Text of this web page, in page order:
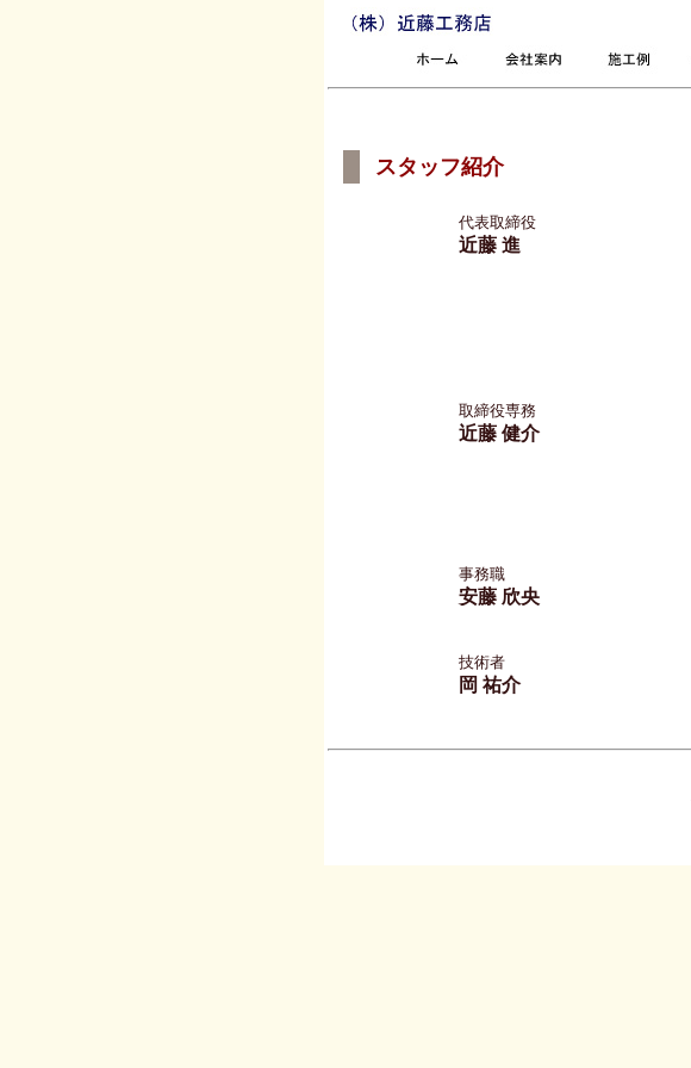
スタッフ紹介
代表取締役
近藤 進
取締役専務
近藤 健介
事務職
安藤 欣央
技術者
岡 祐介